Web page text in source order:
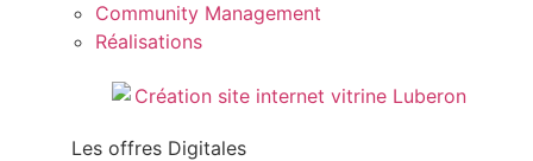
Community Management
Réalisations
Les offres Digitales